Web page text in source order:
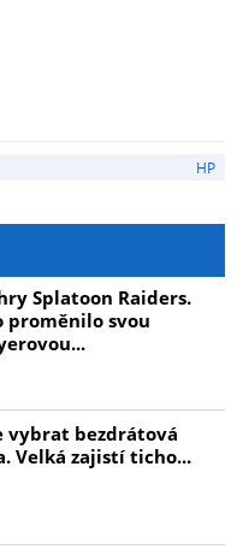
HP
Splatoon Raiders.
proměnilo svou
vybrat bezdrátová
Velká zajistí ticho...